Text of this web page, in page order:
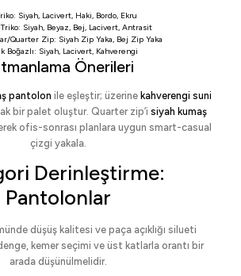
Siyah, Lacivert, Haki, Bordo, Ekru
Siyah, Beyaz, Bej, Lacivert, Antrasit
Quarter Zip: Siyah Zip Yaka, Bej Zip Yaka
Boğazlı: Siyah, Lacivert, Kahverengi
Önerileri
pantolon ile eşleştir; üzerine kahverengi suni
bir palet oluştur. Quarter zip’i siyah kumaş
ofis-sonrası planlara uygun smart-casual
çizgi yakala.
Derinleştirme:
Pantolonlar
düşüş kalitesi ve paça açıklığı silueti
kemer seçimi ve üst katlarla orantı bir
arada düşünülmelidir.